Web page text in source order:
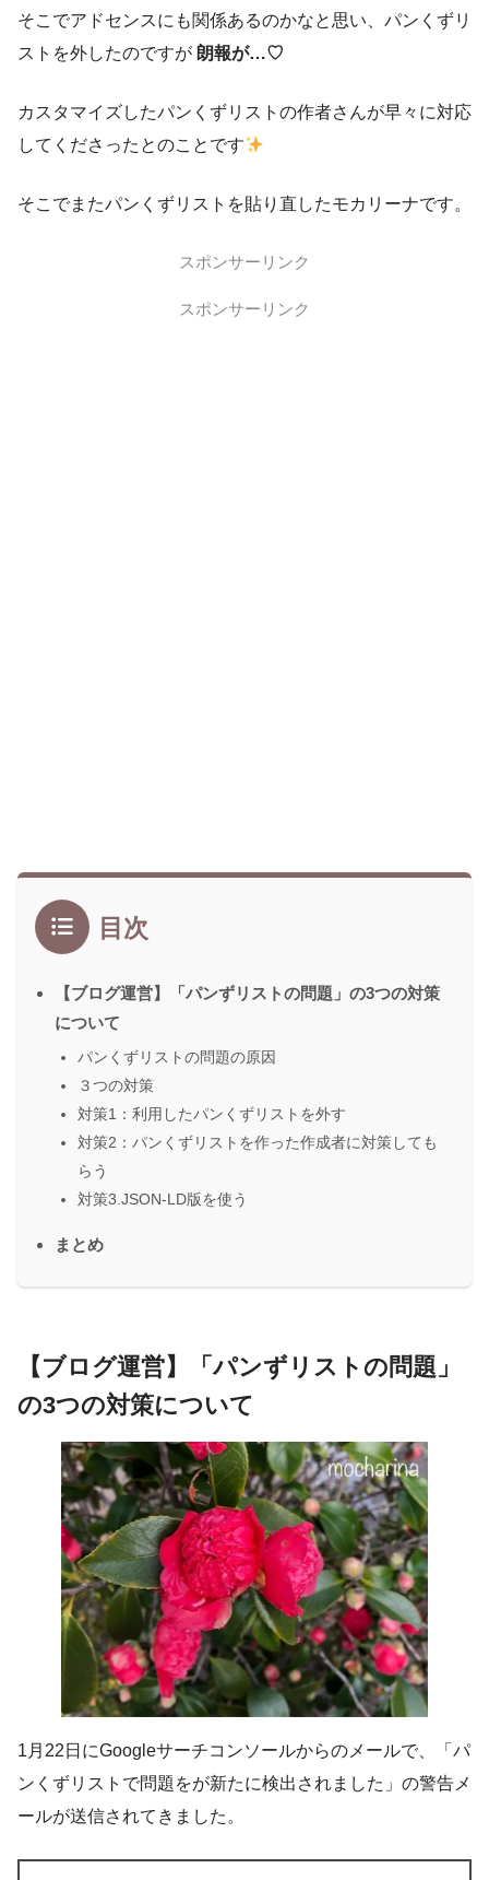
そこでアドセンスにも関係あるのかなと思い、パンくずリ
ストを外したのですが 朗報が…♡
カスタマイズしたパンくずリストの作者さんが早々に対応
してくださったとのことです
そこでまたパンくずリストを貼り直したモカリーナです。
スポンサーリンク
スポンサーリンク
目次
【ブログ運営】「パンずリストの問題」の3つの対策
について
パンくずリストの問題の原因
３つの対策
対策1：利用したパンくずリストを外す
対策2：パンくずリストを作った作成者に対策しても
らう
対策3.JSON-LD版を使う
まとめ
【ブログ運営】「パンずリストの問題」
の3つの対策について
1月22日にGoogleサーチコンソールからのメールで、「パ
ンくずリストで問題をが新たに検出されました」の警告メ
ールが送信されてきました。